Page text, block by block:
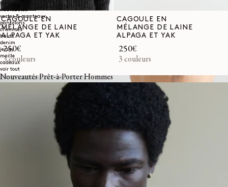
homme
nouveautés
vestes & manteaux
pantalons
chemises
hauts
denim
jersey
maille
cadeaux
voir tout
Nouveautés Prêt-à-Porter Hommes
CAGOULE EN
MÉLANGE DE LAINE
ALPAGA ET YAK
Prix
habituel
250€
3 couleurs
CAGOULE EN
MÉLANGE DE LAINE
ALPAGA ET YAK
Prix
habituel
250€
3 couleurs